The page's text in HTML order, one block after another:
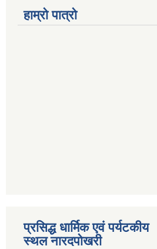
हाम्रो पात्रो
प्रसिद्ध धार्मिक एवं पर्यटकीय
स्थल नारदपोखरी